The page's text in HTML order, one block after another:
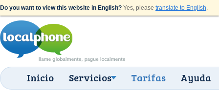
Do you want to view this website in English? Yes, please translate to English.
Inicio Servicios Tarifas Ayuda